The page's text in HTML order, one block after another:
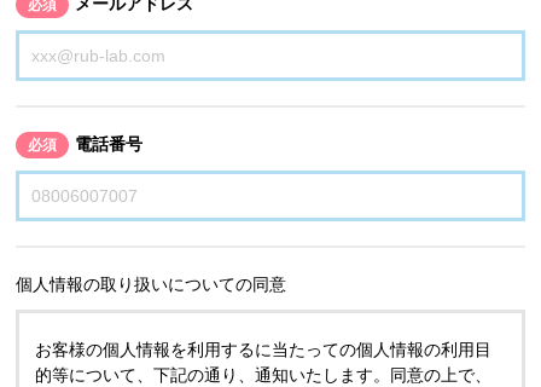
必須
必須 電話番号
個人情報の取り扱いについての同意
お客様の個人情報を利用するに当たっての個人情報の利用目
的等について、下記の通り、通知いたします。同意の上で、